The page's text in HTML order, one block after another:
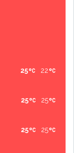
22
25
25
25
25
25